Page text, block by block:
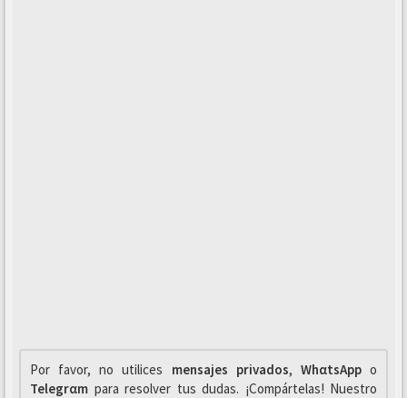
Por favor, no utilices mensajes privados, WhαtsAppo
Telegrαm para resolver tus dudas. ¡Compártelas! Nuestro